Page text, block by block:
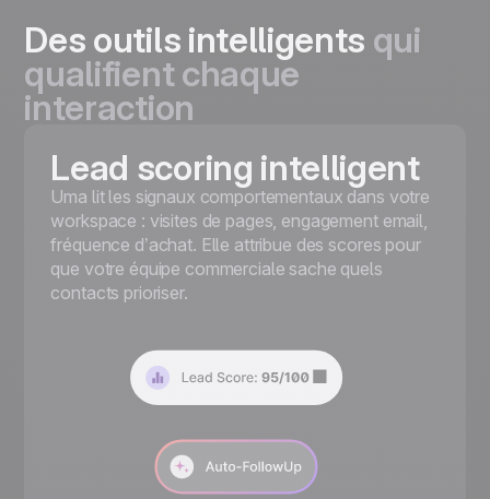
Des outils intelligents qui
qualifient chaque
interaction
Lead scoring intelligent
Uma lit les signaux comportementaux dans votre
workspace : visites de pages, engagement email,
fréquence d’achat. Elle attribue des scores pour
que votre équipe commerciale sache quels
contacts prioriser.